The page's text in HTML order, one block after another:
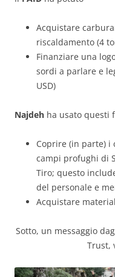
Acquistare
riscaldamento (4
Finanziare una
sordi a parlare e
USD)
Najdeh ha usato questi
Coprire (in parte) i
campi profughi di
Tiro; questo
del personale e
Acquistare
Sotto, un messaggio
Trust,